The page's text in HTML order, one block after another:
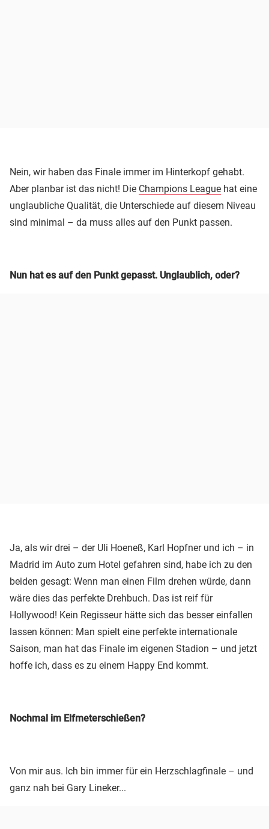
Nein, wir haben das Finale immer im Hinterkopf gehabt.
Aber planbar ist das nicht! Die Champions League hat eine
unglaubliche Qualität, die Unterschiede auf diesem Niveau
sind minimal – da muss alles auf den Punkt passen.
Nun hat es auf den Punkt gepasst. Unglaublich, oder?
Ja, als wir drei – der Uli Hoeneß, Karl Hopfner und ich – in
Madrid im Auto zum Hotel gefahren sind, habe ich zu den
beiden gesagt: Wenn man einen Film drehen würde, dann
wäre dies das perfekte Drehbuch. Das ist reif für
Hollywood! Kein Regisseur hätte sich das besser einfallen
lassen können: Man spielt eine perfekte internationale
Saison, man hat das Finale im eigenen Stadion – und jetzt
hoffe ich, dass es zu einem Happy End kommt.
Nochmal im Elfmeterschießen?
Von mir aus. Ich bin immer für ein Herzschlagfinale – und
ganz nah bei Gary Lineker...